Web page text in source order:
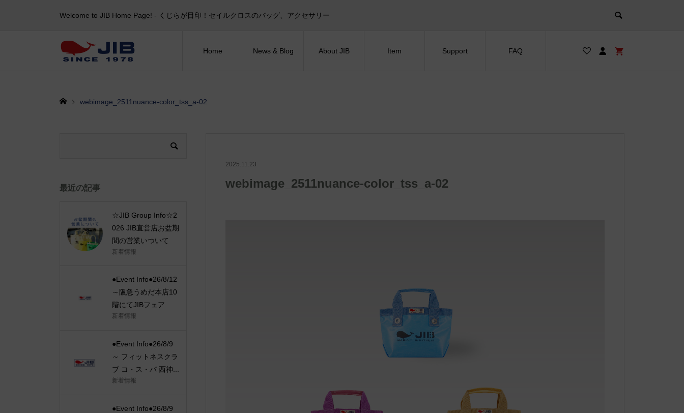
Welcome to JIB Home Page! ‐ くじらが目印！セイルクロスのバッグ、アクセサリー
Home News & Blog About JIB Item Support FAQ
webimage_2511nuance-color_tss_a-02
2025.11.23
webimage_2511nuance-color_tss_a-02
最近の記事
☆JIB Group Info☆2
026 JIB直営店お盆期
間の営業いついて
新着情報
●Event Info●26/8/12
～阪急うめだ本店10
階にてJIBフェア
新着情報
●Event Info●26/8/9
～ フィットネスクラ
ブ コ・ス・パ 西神...
新着情報
●Event Info●26/8/9